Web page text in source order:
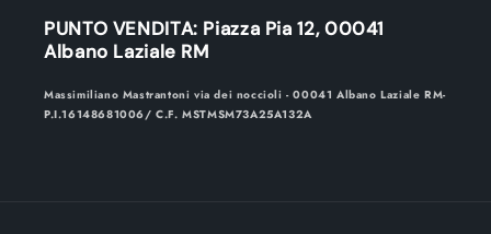
PUNTO VENDITA: Piazza Pia 12, 00041
Albano Laziale RM
Massimiliano Mastrantoni via dei noccioli - 00041 Albano Laziale RM-
P.I.16148681006/ C.F. MSTMSM73A25A132A